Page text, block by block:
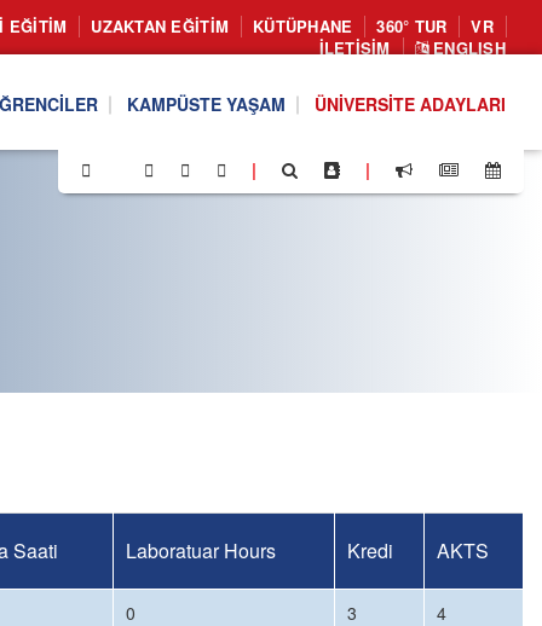
EĞITIM UZAKTAN EĞITIM KÜTÜPHANE 360° TUR
VR
İLETIŞIM
ENGLISH
KAMPÜSTE YAŞAM ÜNIVERSITE ADAYLARI
| |
Saati Laboratuar Hours Kredi AKTS
0 3 4